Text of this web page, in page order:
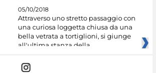
05/10/2018
Attraverso uno stretto passaggio con
una curiosa loggetta chiusa da una
bella vetrata a tortiglioni, si giunge
all'ultima stanza della